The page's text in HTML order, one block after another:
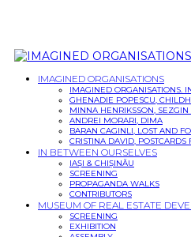
IMAGINED ORGANISATIONS
IMAGINED ORGANISATIONS.
GHENADIE POPESCU,
MINNA HENRIKSSON, SEZGIN
ANDREI MORARI, DIMA
BARAN CAGINLI, LOST AND
CRISTINA DAVID, POSTCARDS
IN BETWEEN OURSELVES
IAȘI & CHIȘINĂU
SCREENING
PROPAGANDA WALKS
CONTRIBUTORS
MUSEUM OF REAL ESTATE
SCREENING
EXHIBITION